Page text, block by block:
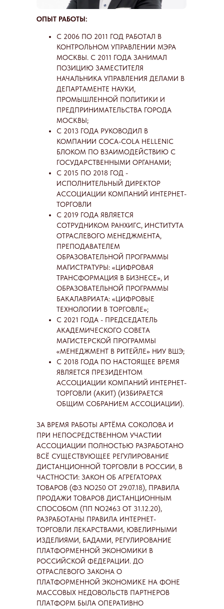
ОПЫТ РАБОТЫ:
С 2006 ПО 2011 ГОД РАБОТАЛ В
КОНТРОЛЬНОМ УПРАВЛЕНИИ МЭРА
МОСКВЫ. С 2011 ГОДА ЗАНИМАЛ
ПОЗИЦИЮ ЗАМЕСТИТЕЛЯ
НАЧАЛЬНИКА УПРАВЛЕНИЯ ДЕЛАМИ В
ДЕПАРТАМЕНТЕ НАУКИ,
ПРОМЫШЛЕННОЙ ПОЛИТИКИ И
ПРЕДПРИНИМАТЕЛЬСТВА ГОРОДА
МОСКВЫ;
С 2013 ГОДА РУКОВОДИЛ В
КОМПАНИИ COCA-COLA HELLENIC
БЛОКОМ ПО ВЗАИМОДЕЙСТВИЮ С
ГОСУДАРСТВЕННЫМИ ОРГАНАМИ;
С 2015 ПО 2018 ГОД -
ИСПОЛНИТЕЛЬНЫЙ ДИРЕКТОР
АССОЦИАЦИИ КОМПАНИЙ ИНТЕРНЕТ-
ТОРГОВЛИ
C 2019 ГОДА ЯВЛЯЕТСЯ
СОТРУДНИКОМ РАНХИГС, ИНСТИТУТА
ОТРАСЛЕВОГО МЕНЕДЖМЕНТА,
ПРЕПОДАВАТЕЛЕМ
ОБРАЗОВАТЕЛЬНОЙ ПРОГРАММЫ
МАГИСТРАТУРЫ: «ЦИФРОВАЯ
ТРАНСФОРМАЦИЯ В БИЗНЕСЕ», И
ОБРАЗОВАТЕЛЬНОЙ ПРОГРАММЫ
БАКАЛАВРИАТА: «ЦИФРОВЫЕ
ТЕХНОЛОГИИ В ТОРГОВЛЕ»;
С 2021 ГОДА - ПРЕДСЕДАТЕЛЬ
АКАДЕМИЧЕСКОГО СОВЕТА
МАГИСТЕРСКОЙ ПРОГРАММЫ
«МЕНЕДЖМЕНТ В РИТЕЙЛЕ» НИУ ВШЭ;
С 2018 ГОДА ПО НАСТОЯЩЕЕ ВРЕМЯ
ЯВЛЯЕТСЯ ПРЕЗИДЕНТОМ
АССОЦИАЦИИ КОМПАНИЙ ИНТЕРНЕТ-
ТОРГОВЛИ (АКИТ) (ИЗБИРАЕТСЯ
ОБЩИМ СОБРАНИЕМ АССОЦИАЦИИ).
ЗА ВРЕМЯ РАБОТЫ АРТЁМА СОКОЛОВА И
ПРИ НЕПОСРЕДСТВЕННОМ УЧАСТИИ
АССОЦИАЦИИ ПОЛНОСТЬЮ РАЗРАБОТАНО
ВСЁ СУЩЕСТВУЮЩЕЕ РЕГУЛИРОВАНИЕ
ДИСТАНЦИОННОЙ ТОРГОВЛИ В РОССИИ, В
ЧАСТНОСТИ: ЗАКОН ОБ АГРЕГАТОРАХ
ТОВАРОВ (ФЗ NO250 ОТ 29.07.18), ПРАВИЛА
ПРОДАЖИ ТОВАРОВ ДИСТАНЦИОННЫМ
СПОСОБОМ (ПП NO2463 ОТ 31.12.20),
РАЗРАБОТАНЫ ПРАВИЛА ИНТЕРНЕТ-
ТОРГОВЛИ ЛЕКАРСТВАМИ, ЮВЕЛИРНЫМИ
ИЗДЕЛИЯМИ, БАДАМИ, РЕГУЛИРОВАНИЕ
ПЛАТФОРМЕННОЙ ЭКОНОМИКИ В
РОССИЙСКОЙ ФЕДЕРАЦИИ. ДО
ОТРАСЛЕВОГО ЗАКОНА О
ПЛАТФОРМЕННОЙ ЭКОНОМИКЕ НА ФОНЕ
МАССОВЫХ НЕДОВОЛЬСТВ ПАРТНЕРОВ
ПЛАТФОРМ БЫЛА ОПЕРАТИВНО